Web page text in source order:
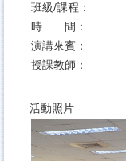
班級/課程：
時 間：
演講來賓：
授課教師：
活動照片